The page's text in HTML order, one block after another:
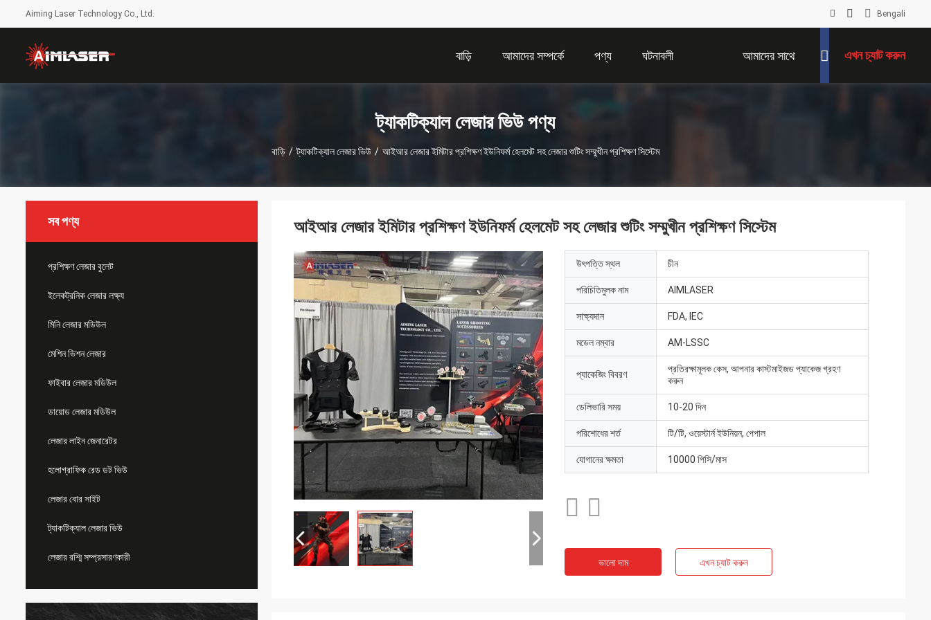
Aiming Laser Technology Co., Ltd. Bengali
বাড়ি আমাদের সম্পর্কে পণ্য ঘটনাবলী আমাদের সাথে এখন চ্যাট করুন
ট্যাকটিক্যাল লেজার ভিউ পণ্য
বাড়ি / ট্যাকটিক্যাল লেজার ভিউ / আইআর লেজার ইমিটার প্রশিক্ষণ ইউনিফর্ম হেলমেট সহ লেজার শুটিং সম্মুখীন প্রশিক্ষণ সিস্টেম
সব পণ্য
প্রশিক্ষণ লেজার বুলেট
ইলেকট্রনিক লেজার লক্ষ্য
মিনি লেজার মডিউল
মেশিন ভিশন লেজার
ফাইবার লেজার মডিউল
ডায়োড লেজার মডিউল
লেজার লাইন জেনারেটর
হলোগ্রাফিক রেড ডট ভিউ
লেজার বোর সাইট
ট্যাকটিক্যাল লেজার ভিউ
লেজার রশ্মি সম্প্রসারণকারী
আইআর লেজার ইমিটার প্রশিক্ষণ ইউনিফর্ম হেলমেট সহ লেজার শুটিং সম্মুখীন প্রশিক্ষণ সিস্টেম
উৎপত্তি স্থল চীন
পরিচিতিমুলক নাম AIMLASER
সাক্ষ্যদান FDA, IEC
মডেল নম্বার AM-LSSC
প্যাকেজিং বিবরণ
প্রতিরক্ষামূলক কেস, আপনার কাস্টমাইজড প্যাকেজ গ্রহণ
করুন
ডেলিভারি সময় 10-20 দিন
পরিশোধের শর্ত টি/টি, ওয়েস্টার্ন ইউনিয়ন, পেপাল
যোগানের ক্ষমতা 10000 পিসি/মাস
ভালো দাম এখন চ্যাট করুন